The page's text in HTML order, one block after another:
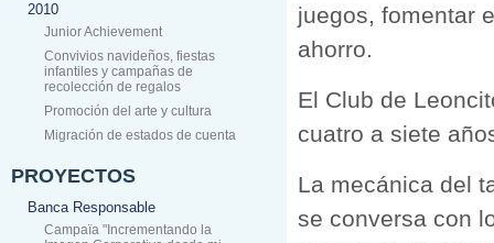
2010
Junior Achievement
Convivios navideños, fiestas
infantiles y campañas de
recolección de regalos
Promoción del arte y cultura
Migración de estados de cuenta
PROYECTOS
Banca Responsable
Campaïa "Incrementando la
juegos, fomentar
ahorro.
El Club de
cuatro a siete
La mecánica del
se conversa con